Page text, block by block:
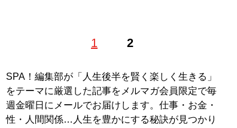
1 2
SPA！編集部が「人生後半を賢く楽しく生きる」
をテーマに厳選した記事をメルマガ会員限定で毎
週金曜日にメールでお届けします。仕事・お金・
性・人間関係…人生を豊かにする秘訣が見つかり